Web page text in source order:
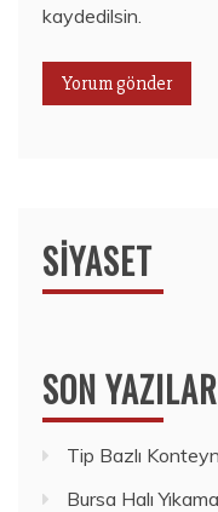
kaydedilsin.
SIYASET
SON YAZILAR
Tip Bazlı
Bursa Halı